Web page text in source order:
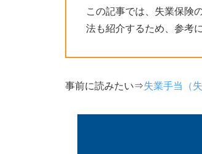
この記事では、失業保険
法も紹介するため、参考
事前に読みたい⇒失業手当（